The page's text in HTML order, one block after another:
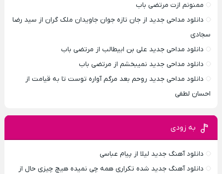
ممنونم ازت مرتضی باب
دانلود مداحی جدید از جان تازه جوان جاویدان ملک گران از سید رضا
سجادی
دانلود مداحی جدید علی بن ابیطالب از مرتضی باب
دانلود مداحی جدید نمیبخشم از مرتضی باب
دانلود مداحی جدید روحم بعد مرگم آواره توست تا به قیامت از
احسان لطفی
به زودی
دانلود آهنگ جدید لیلا از پیام عباسی
دانلود آهنگ جدید شده تکراری همه چی نمیده هیچ چیزی حال از